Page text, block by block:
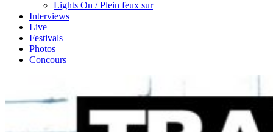
Lights On / Plein feux sur
Interviews
Live
Festivals
Photos
Concours